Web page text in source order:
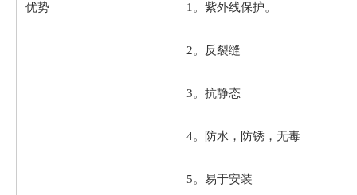
优势 1。紫外线保护。
2。反裂缝
3。抗静态
4。防水，防锈，无毒
5。易于安装